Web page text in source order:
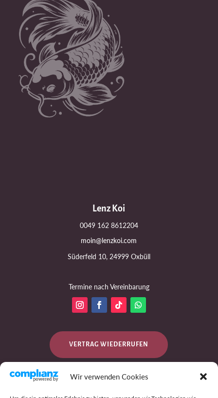
Wir verwenden Cookies
Lenz Koi
0049 162 8612204
moin@lenzkoi.com
Süderfeld 10, 24999 Oxbüll
Termine nach Vereinbarung
VERTRAG WIEDERRUFEN